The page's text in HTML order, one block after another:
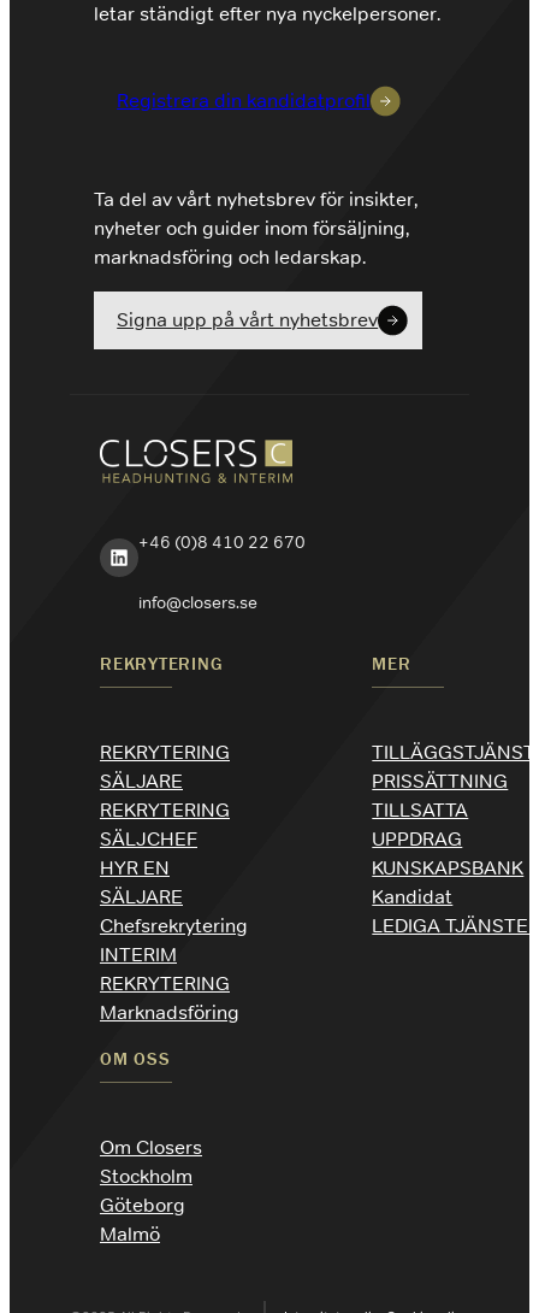
letar ständigt efter nya nyckelpersoner.
Registrera din kandidatprofil
Ta del av vårt nyhetsbrev för insikter,
nyheter och guider inom försäljning,
marknadsföring och ledarskap.
Signa upp på vårt nyhetsbrev
LinkedIn
+46 (0)8 410 22 670
info@closers.se
REKRYTERING
REKRYTERING
SÄLJARE
REKRYTERING
SÄLJCHEF
HYR EN
SÄLJARE
Chefsrekrytering
INTERIM
REKRYTERING
Marknadsföring
MER
PRISSÄTTNING
TILLSATTA
UPPDRAG
KUNSKAPSBANK
Kandidat
LEDIGA
OM OSS
Om Closers
Stockholm
Göteborg
Malmö